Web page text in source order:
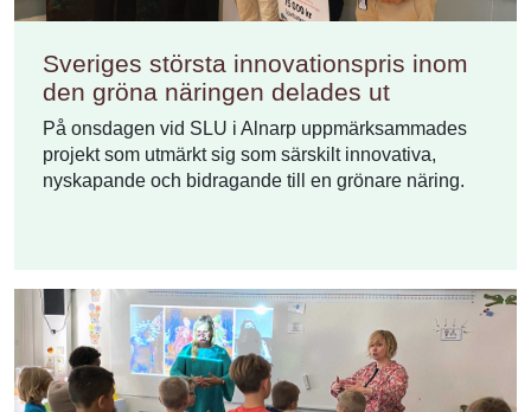
Sveriges största innovationspris inom
den gröna näringen delades ut
På onsdagen vid SLU i Alnarp uppmärksammades
projekt som utmärkt sig som särskilt innovativa,
nyskapande och bidragande till en grönare näring.